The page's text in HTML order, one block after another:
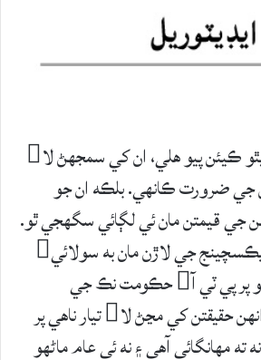
ملڪي معيشت جو ڦيٿو ڪيئن پيو هلي، ان کي سمجهڻ لا
ضرورت ڪانهي. بلڪه ان جو
جي قيمتن مان ئي لڳائي سگهجي ٿو.
ان کانسوا اسٽاڪ ايڪسچينج جي لاڙن مان به سولائي
سان لڳائي سگهجي ٿو پر پي ٽي آ حڪومت نڪ جي
پڪائي سان نه رڳو انهن حقيقتن کي مڃڻ لا تيار ناهي پر
مهانگائي آهي ۽ نه ئي عام ماڻهو